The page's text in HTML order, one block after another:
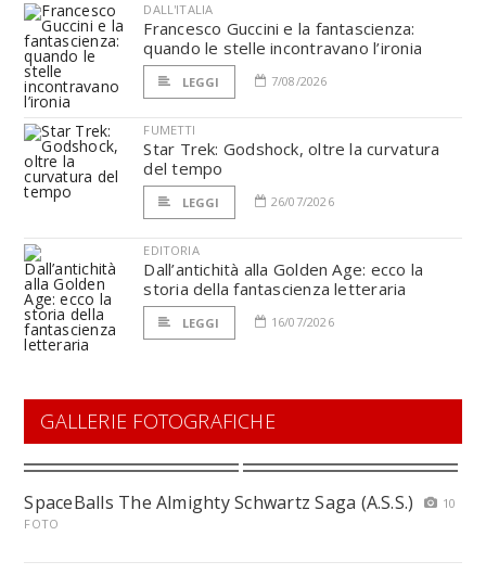
DALL'ITALIA
Francesco Guccini e la fantascienza:
quando le stelle incontravano l’ironia
LEGGI 7/08/2026
FUMETTI
Star Trek: Godshock, oltre la curvatura
del tempo
LEGGI 26/07/2026
EDITORIA
Dall’antichità alla Golden Age: ecco la
storia della fantascienza letteraria
LEGGI 16/07/2026
GALLERIE FOTOGRAFICHE
SpaceBalls The Almighty Schwartz Saga (A.S.S.)
10
FOTO